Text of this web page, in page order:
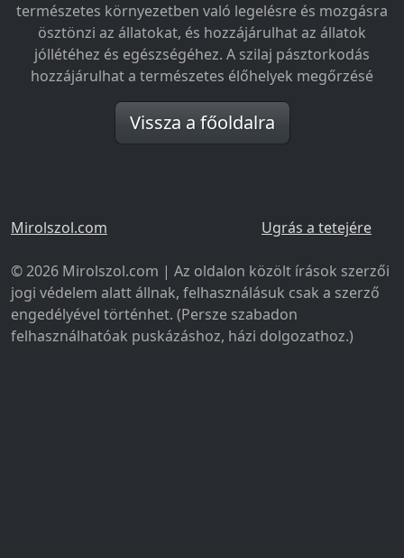
természetes környezetben való legelésre és mozgásra
ösztönzi az állatokat, és hozzájárulhat az állatok
jóllétéhez és egészségéhez. A szilaj pásztorkodás
hozzájárulhat a természetes élőhelyek megőrzésé
Vissza a főoldalra
Ugrás a tetejére
Mirolszol.com
© 2026 Mirolszol.com | Az oldalon közölt írások szerzői
jogi védelem alatt állnak, felhasználásuk csak a szerző
engedélyével történhet. (Persze szabadon
felhasználhatóak puskázáshoz, házi dolgozathoz.)